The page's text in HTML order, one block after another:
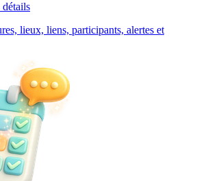
détails
lieux, liens, participants, alertes et